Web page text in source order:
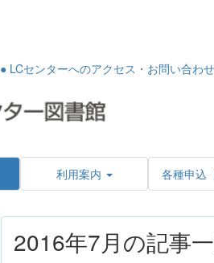
● LCセンターへのアクセス・お問い合わせ
利用案内 各種申込
2016年7月の記事